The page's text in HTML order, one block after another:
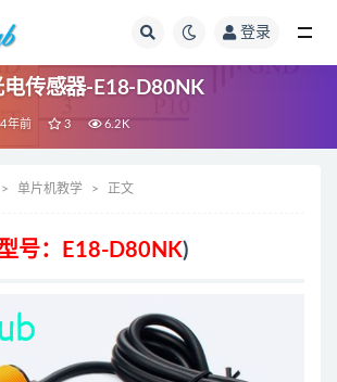
登录
电传感器-E18-D80NK
4年前 3 6.2K
单片机教学 正文
号：E18-D80NK)